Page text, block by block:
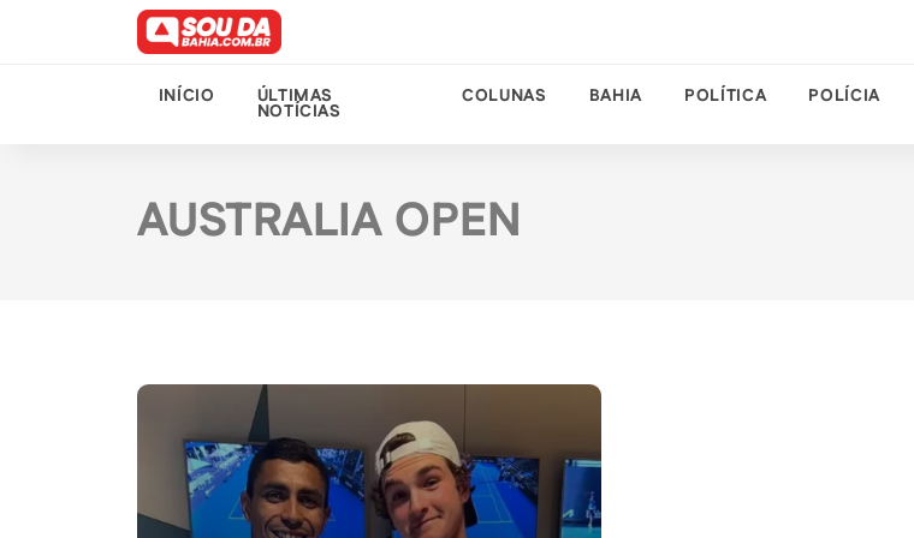
INÍCIO ÚLTIMAS
NOTÍCIAS
COLUNAS BAHIA POLÍTICA POLÍCIA
AUSTRALIA OPEN